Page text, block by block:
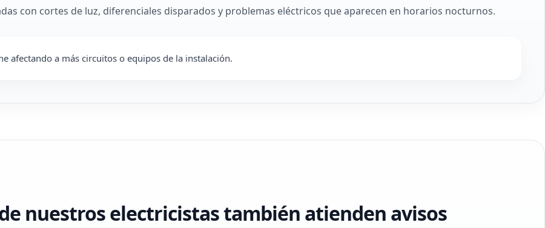
con cortes de luz, diferenciales disparados y problemas eléctricos que aparecen en horarios nocturnos.
afectando a más circuitos o equipos de la instalación.
nuestros electricistas también atienden avisos